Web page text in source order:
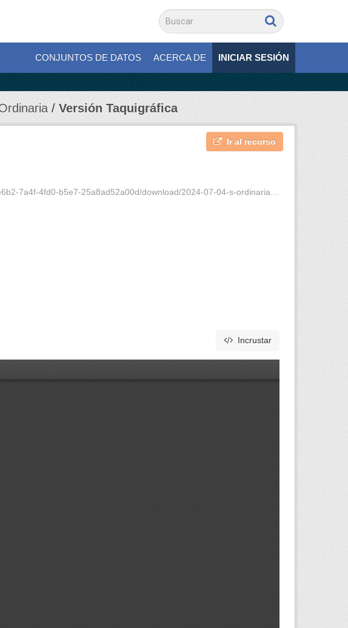
CONJUNTOS DE DATOS ACERCA DE INICIAR SESIÓN
Versión Taquigráfica
Ir al recurso
4fd0-b5e7-25a8ad52a00d/download/2024-07-04-s-ordinaria-9-vt.pdf
Incrustar